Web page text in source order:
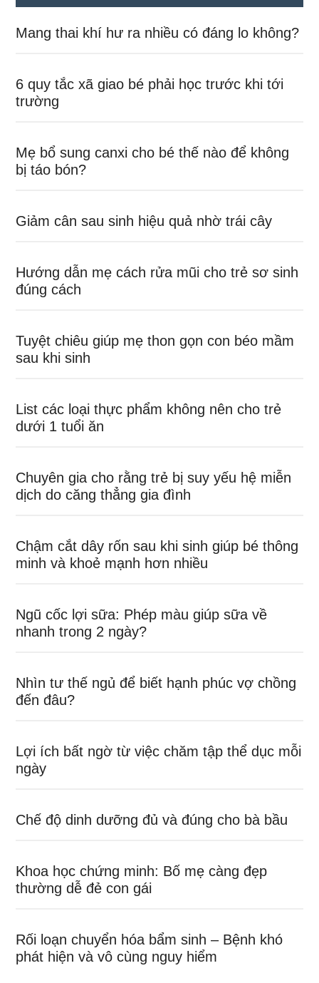
Mang thai khí hư ra nhiều có đáng lo không?
6 quy tắc xã giao bé phải học trước khi tới
trường
Mẹ bổ sung canxi cho bé thế nào để không
bị táo bón?
Giảm cân sau sinh hiệu quả nhờ trái cây
Hướng dẫn mẹ cách rửa mũi cho trẻ sơ sinh
đúng cách
Tuyệt chiêu giúp mẹ thon gọn con béo mầm
sau khi sinh
List các loại thực phẩm không nên cho trẻ
dưới 1 tuổi ăn
Chuyên gia cho rằng trẻ bị suy yếu hệ miễn
dịch do căng thẳng gia đình
Chậm cắt dây rốn sau khi sinh giúp bé thông
minh và khoẻ mạnh hơn nhiều
Ngũ cốc lợi sữa: Phép màu giúp sữa về
nhanh trong 2 ngày?
Nhìn tư thế ngủ để biết hạnh phúc vợ chồng
đến đâu?
Lợi ích bất ngờ từ việc chăm tập thể dục mỗi
ngày
Chế độ dinh dưỡng đủ và đúng cho bà bầu
Khoa học chứng minh: Bố mẹ càng đẹp
thường dễ đẻ con gái
Rối loạn chuyển hóa bẩm sinh – Bệnh khó
phát hiện và vô cùng nguy hiểm